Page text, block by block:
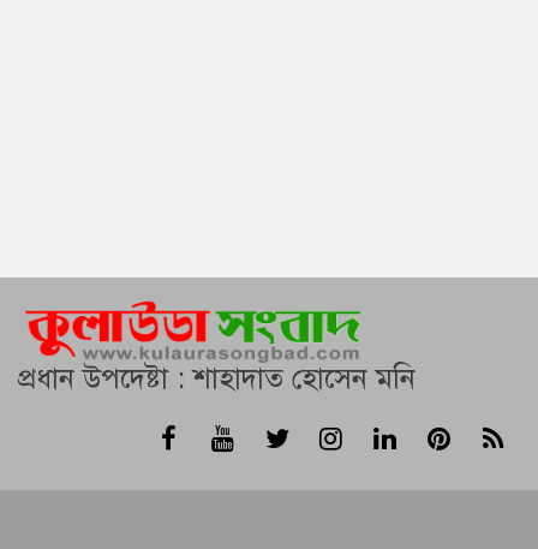
প্রধান উপদেষ্টা : শাহাদাত হোসেন মনি